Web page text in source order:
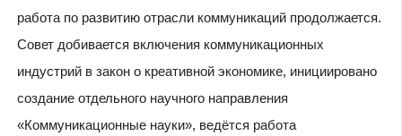
работа по развитию отрасли коммуникаций продолжается.
Совет добивается включения коммуникационных
индустрий в закон о креативной экономике, инициировано
создание отдельного научного направления
«Коммуникационные науки», ведётся работа